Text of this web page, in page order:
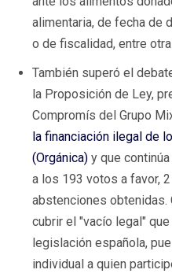
alimentaria, de fecha de
o de fiscalidad, entre
También superó el
la Proposición de Ley,
Compromís del Grupo
la financiación ilegal de
(Orgánica) y que
a los 193 votos a favor,
abstenciones
cubrir el "vacío legal"
legislación española,
individual a quien